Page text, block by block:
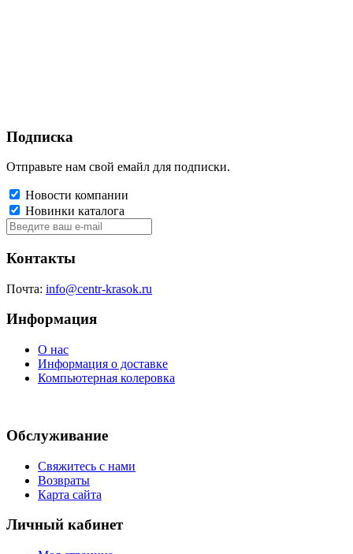
Подписка
Отправьте нам свой емайл для подписки.
Новости компании
Новинки каталога
Контакты
Почта: info@centr-krasok.ru
Информация
О нас
Информация о доставке
Компьютерная колеровка
Обслуживание
Свяжитесь с нами
Возвраты
Карта сайта
Личный кабинет